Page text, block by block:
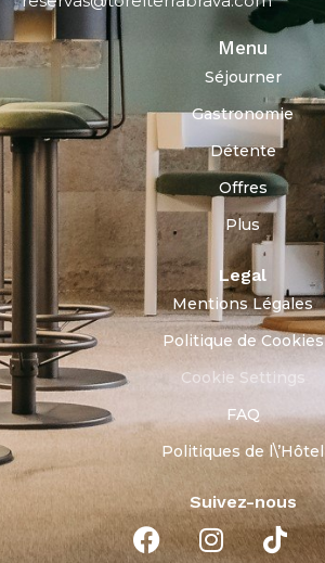
Menu
Séjourner
Gastronomie
Détente
Offres
Plus
Legal
Mentions Légales
Politique de Cookies
Cookie Settings
FAQ
Politiques de l\’Hôtel
Suivez-nous